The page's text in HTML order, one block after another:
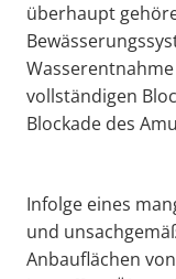
überhaupt
vollständigen
Blockade des
Infolge eines
und
Anbauflächen